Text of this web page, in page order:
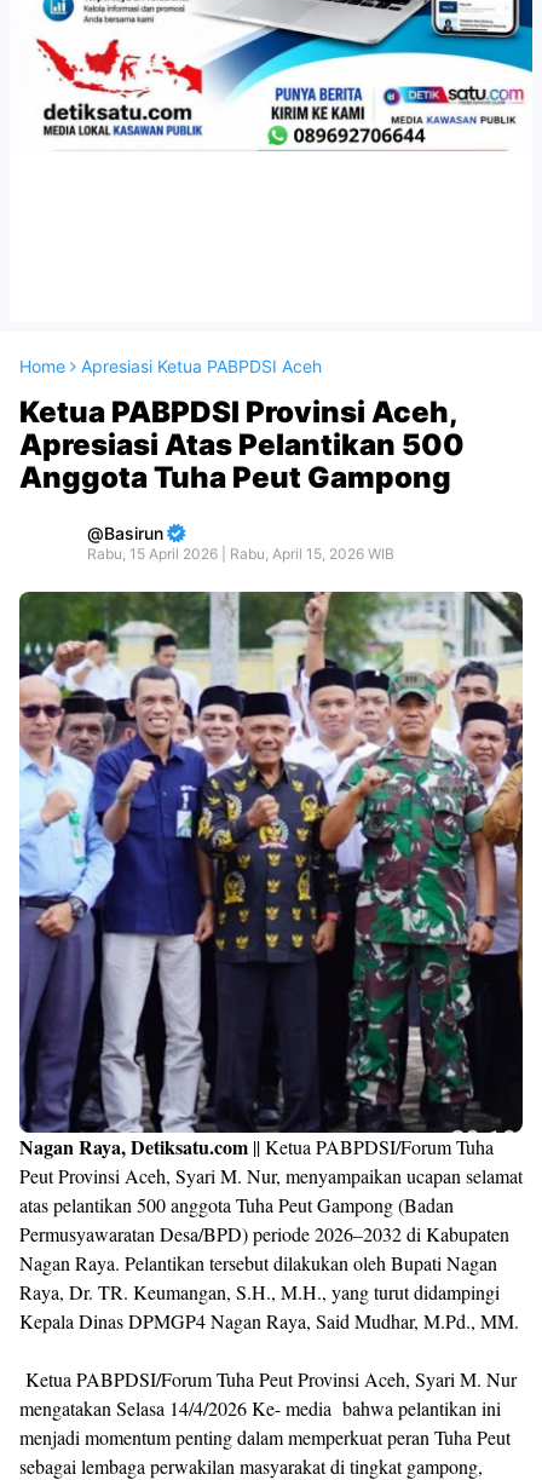
Home Apresiasi Ketua PABPDSI Aceh
Ketua PABPDSI Provinsi Aceh,
Apresiasi Atas Pelantikan 500
Anggota Tuha Peut Gampong
Basirun
Rabu, 15 April 2026 | Rabu, April 15, 2026 WIB
Nagan Raya, Detiksatu.com || Ketua PABPDSI/Forum Tuha
Peut Provinsi Aceh, Syari M. Nur, menyampaikan ucapan selamat
atas pelantikan 500 anggota Tuha Peut Gampong (Badan
Permusyawaratan Desa/BPD) periode 2026–2032 di Kabupaten
Nagan Raya. Pelantikan tersebut dilakukan oleh Bupati Nagan
Raya, Dr. TR. Keumangan, S.H., M.H., yang turut didampingi
Kepala Dinas DPMGP4 Nagan Raya, Said Mudhar, M.Pd., MM.
Ketua PABPDSI/Forum Tuha Peut Provinsi Aceh, Syari M. Nur
mengatakan Selasa 14/4/2026 Ke- media bahwa pelantikan ini
menjadi momentum penting dalam memperkuat peran Tuha Peut
sebagai lembaga perwakilan masyarakat di tingkat gampong,